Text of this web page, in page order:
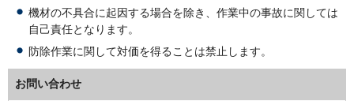
機材の不具合に起因する場合を除き、作業中の事故に関しては
自己責任となります。
防除作業に関して対価を得ることは禁止します。
お問い合わせ